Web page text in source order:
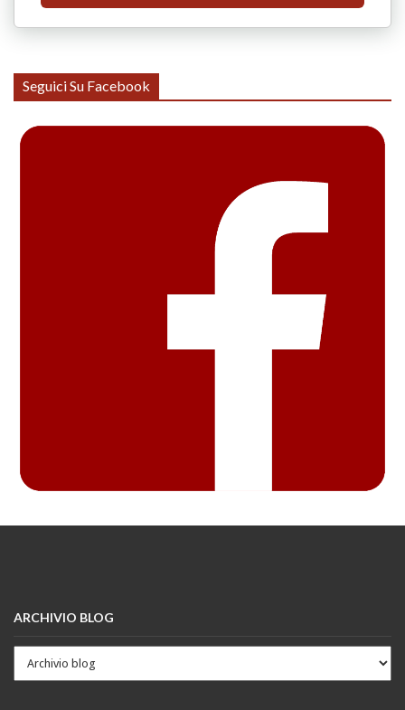
Seguici Su Facebook
ARCHIVIO BLOG